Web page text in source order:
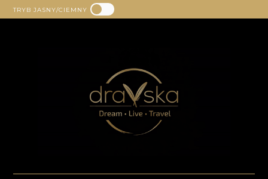
TRYB JASNY/CIEMNY